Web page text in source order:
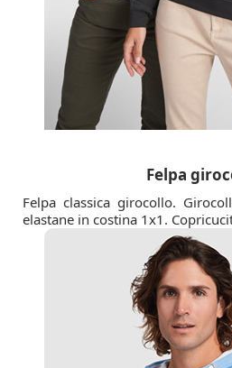
Felpa
Felpa classica girocollo.
elastane in costina 1x1.